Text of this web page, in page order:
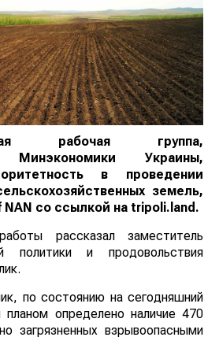
рабочая группа,
Минэкономики Украины,
в проведении
земель,
NAN со ссылкой на tripoli.land.
рассказал заместитель
политики и продовольствия
по состоянию на сегодняшний
определено наличие 470
загрязненных взрывоопасными